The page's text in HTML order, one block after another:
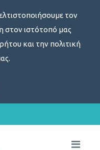
τον
στον ιστότοπό μας
και την πολιτική